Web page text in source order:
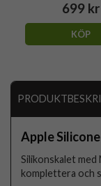
699 kr
KÖP
Apple
Silikonskalet
komplettera och